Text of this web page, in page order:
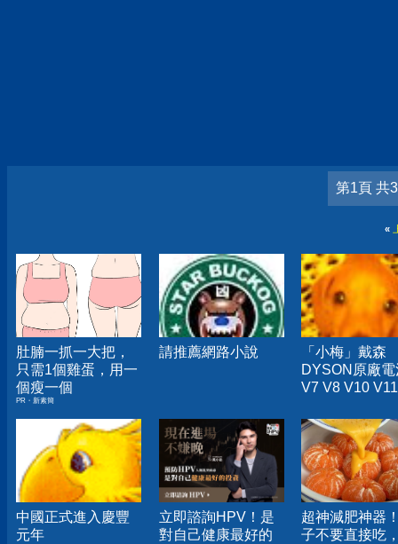
第1頁 共
«
肚腩一抓一大把，
只需1個雞蛋，用一
個瘦一個
PR・新素簡
請推薦網路小說
「小梅」戴森
DYSON原廠
V7 V8 V10
中國正式進入慶豐
元年
立即諮詢HPV！是
對自己健康最好的
超神減肥神器
子不要直接吃